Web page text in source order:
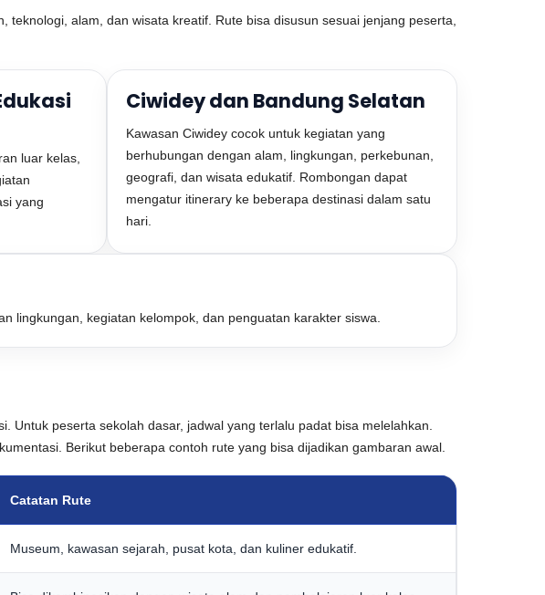
alam, dan wisata kreatif. Rute bisa disusun sesuai jenjang peserta,
luar kelas,
yang
Ciwidey dan Bandung Selatan
Kawasan Ciwidey cocok untuk kegiatan yang
berhubungan dengan alam, lingkungan, perkebunan,
geografi, dan wisata edukatif. Rombongan dapat
mengatur itinerary ke beberapa destinasi dalam satu
hari.
lingkungan, kegiatan kelompok, dan penguatan karakter siswa.
peserta sekolah dasar, jadwal yang terlalu padat bisa melelahkan.
Berikut beberapa contoh rute yang bisa dijadikan gambaran awal.
Catatan Rute
Museum, kawasan sejarah, pusat kota, dan kuliner edukatif.